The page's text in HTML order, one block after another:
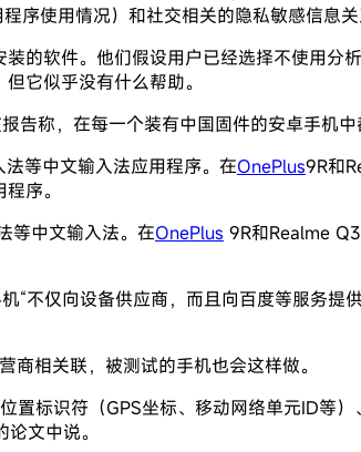
序使用情况）和社交相关的隐私敏感信息
的软件。他们假设用户已经选择不使用
它似乎没有什么帮助。
称，在每一个装有中国固件的安卓手机中
等中文输入法应用程序。在OnePlus9R和
序。
等中文输入法。在OnePlus 9R和Realme
不仅向设备供应商，而且向百度等服务提
相关联，被测试的手机也会这样做。
置标识符（GPS坐标、移动网络单元ID等
文中说。